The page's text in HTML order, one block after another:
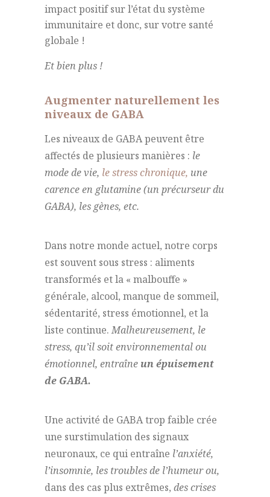
impact positif sur l’état du système
immunitaire et donc, sur votre santé
globale !
Et bien plus !
Augmenter naturellement les
niveaux de GABA
Les niveaux de GABA peuvent être
affectés de plusieurs manières : le
mode de vie, le stress chronique, une
carence en glutamine (un précurseur du
GABA), les gènes, etc.
Dans notre monde actuel, notre corps
est souvent sous stress : aliments
transformés et la « malbouffe »
générale, alcool, manque de sommeil,
sédentarité, stress émotionnel, et la
liste continue.Malheureusement, le
stress, qu’il soit environnemental ou
émotionnel, entraîne un épuisement
de GABA.
Une activité de GABA trop faible crée
une surstimulation des signaux
neuronaux, ce qui entraîne l’anxiété,
l’insomnie, les troubles de l’humeur ou,
dans des cas plus extrêmes, des crises